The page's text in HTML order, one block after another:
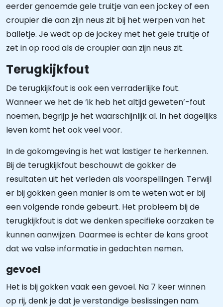
eerder genoemde gele truitje van een jockey of een
croupier die aan zijn neus zit bij het werpen van het
balletje. Je wedt op de jockey met het gele truitje of
zet in op rood als de croupier aan zijn neus zit.
Terugkijkfout
De terugkijkfout is ook een verraderlijke fout.
Wanneer we het de ‘ik heb het altijd geweten’-fout
noemen, begrijp je het waarschijnlijk al. In het dagelijks
leven komt het ook veel voor.
In de gokomgeving is het wat lastiger te herkennen.
Bij de terugkijkfout beschouwt de gokker de
resultaten uit het verleden als voorspellingen. Terwijl
er bij gokken geen manier is om te weten wat er bij
een volgende ronde gebeurt. Het probleem bij de
terugkijkfout is dat we denken specifieke oorzaken te
kunnen aanwijzen. Daarmee is echter de kans groot
dat we valse informatie in gedachten nemen.
gevoel
Het is bij gokken vaak een gevoel. Na 7 keer winnen
op rij, denk je dat je verstandige beslissingen nam.